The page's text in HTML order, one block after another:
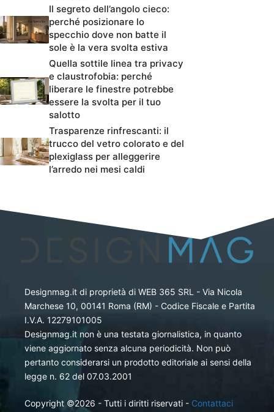
Il segreto dell’angolo cieco:
perché posizionare lo
specchio dove non batte il
sole è la vera svolta estiva
Quella sottile linea tra privacy
e claustrofobia: perché
liberare le finestre potrebbe
essere la svolta per il tuo
salotto
Trasparenze rinfrescanti: il
trucco del vetro colorato e del
plexiglass per alleggerire
l’arredo nei mesi caldi
Designmag.it di proprietà di WEB 365 SRL - Via Nicola
Marchese 10, 00141 Roma (RM) - Codice Fiscale e Partita
I.V.A. 12279101005
Designmag.it non è una testata giornalistica, in quanto
viene aggiornato senza alcuna periodicità. Non può
pertanto considerarsi un prodotto editoriale ai sensi della
legge n. 62 del 07.03.2001
Copyright ©2026 - Tutti i diritti riservati - Contattaci